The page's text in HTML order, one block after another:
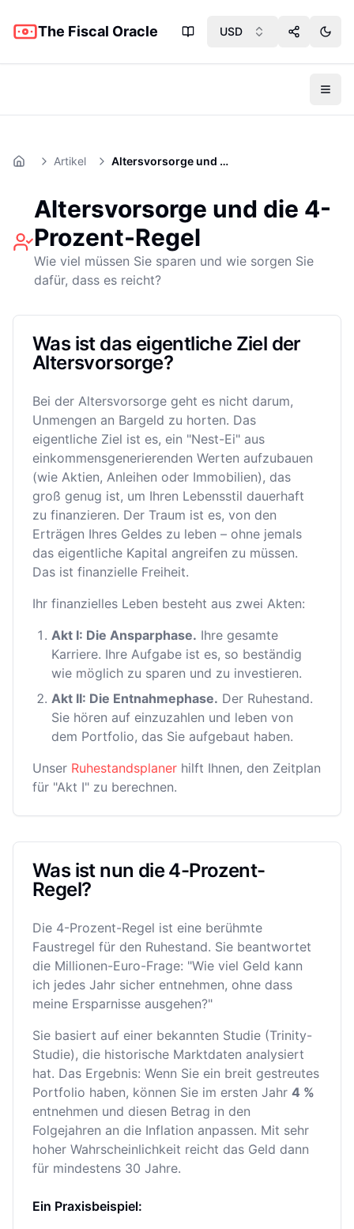
The Fiscal Oracle USD Share App
Home Artikel Altersvorsorge und die 4%-Regel
Altersvorsorge und die 4-
Prozent-Regel
Wie viel müssen Sie sparen und wie sorgen Sie
dafür, dass es reicht?
Was ist das eigentliche Ziel der
Altersvorsorge?
Bei der Altersvorsorge geht es nicht darum,
Unmengen an Bargeld zu horten. Das
eigentliche Ziel ist es, ein "Nest-Ei" aus
einkommensgenerierenden Werten aufzubauen
(wie Aktien, Anleihen oder Immobilien), das
groß genug ist, um Ihren Lebensstil dauerhaft
zu finanzieren. Der Traum ist es, von den
Erträgen Ihres Geldes zu leben – ohne jemals
das eigentliche Kapital angreifen zu müssen.
Das ist finanzielle Freiheit.
Ihr finanzielles Leben besteht aus zwei Akten:
Akt I: Die Ansparphase. Ihre gesamte
Karriere. Ihre Aufgabe ist es, so beständig
wie möglich zu sparen und zu investieren.
Akt II: Die Entnahmephase. Der Ruhestand.
Sie hören auf einzuzahlen und leben von
dem Portfolio, das Sie aufgebaut haben.
Unser Ruhestandsplaner hilft Ihnen, den Zeitplan
für "Akt I" zu berechnen.
Was ist nun die 4-Prozent-
Regel?
Die 4-Prozent-Regel ist eine berühmte
Faustregel für den Ruhestand. Sie beantwortet
die Millionen-Euro-Frage: "Wie viel Geld kann
ich jedes Jahr sicher entnehmen, ohne dass
meine Ersparnisse ausgehen?"
Sie basiert auf einer bekannten Studie (Trinity-
Studie), die historische Marktdaten analysiert
hat. Das Ergebnis: Wenn Sie ein breit gestreutes
Portfolio haben, können Sie im ersten Jahr 4 %
entnehmen und diesen Betrag in den
Folgejahren an die Inflation anpassen. Mit sehr
hoher Wahrscheinlichkeit reicht das Geld dann
für mindestens 30 Jahre.
Ein Praxisbeispiel: